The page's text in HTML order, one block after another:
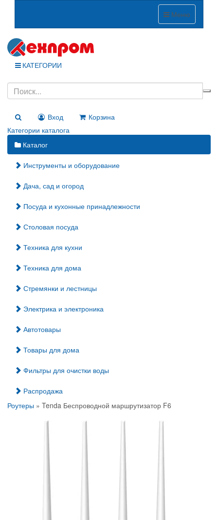
Меню
КАТЕГОРИИ
Вход
Корзина
Категории каталога
Каталог
Инструменты и оборудование
Дача, сад и огород
Посуда и кухонные принадлежности
Столовая посуда
Техника для кухни
Техника для дома
Стремянки и лестницы
Электрика и электроника
Автотовары
Товары для дома
Фильтры для очистки воды
Распродажа
Роутеры » Tenda Беспроводной маршрутизатор F6